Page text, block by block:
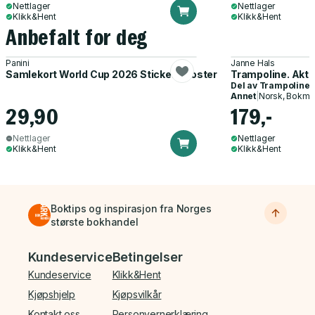
Nettlager
Klikk&Hent
Nettlager
Klikk&Hent
Anbefalt for deg
Panini
Samlekort World Cup 2026 Sticker Booster
29,90
Nettlager
Klikk&Hent
Janne Hals
Trampoline.
Del av Trampoline
Annet| Norsk,
179,-
Nettlager
Klikk&Hent
Boktips og inspirasjon fra Norges
største bokhandel
Bunnmeny
Kundeservice
Kundeservice
Kjøpshjelp
Betingelser
Klikk&Hent
Kjøpsvilkår